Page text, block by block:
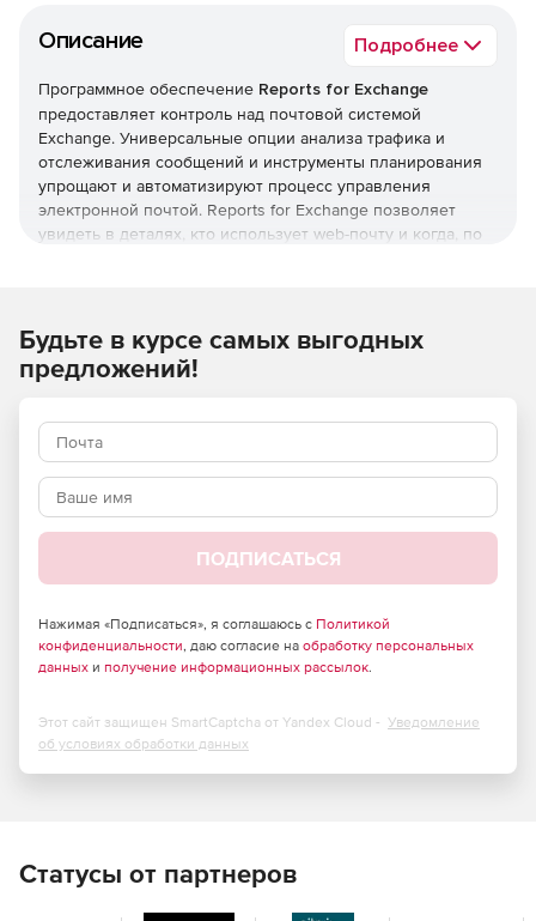
Описание Подробнее
Программное обеспечение Reports for Exchange
предоставляет контроль над почтовой системой
Exchange. Универсальные опции анализа трафика и
отслеживания сообщений и инструменты планирования
упрощают и автоматизируют процесс управления
электронной почтой. Reports for Exchange позволяет
увидеть в деталях, кто использует web-почту и когда, по
средах.
Информация о размере хранилища отчетов.
Легкая установка и настройка стандартной работы.
План развития на основе понимания электронной
почты и потребностей.
Оптимизации системы, конфигурации и дизайна.
набором полезных опций конфигурации для
Будьте в курсе самых выгодных
предложений!
ПОДПИСАТЬСЯ
Нажимая «Подписаться», я соглашаюсь с Политикой
конфиденциальности, даю согласие на обработку персональных
данных и получение информационных рассылок.
Этот сайт защищен SmartCaptcha от Yandex Cloud - Уведомление
об условиях обработки данных
Статусы от партнеров